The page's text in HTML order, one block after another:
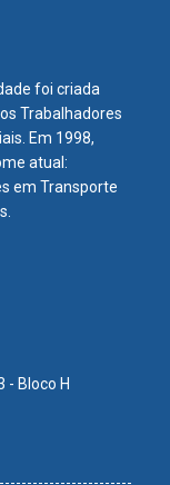
foi criada
Trabalhadores
Em 1998,
atual:
em Transporte
- Bloco H